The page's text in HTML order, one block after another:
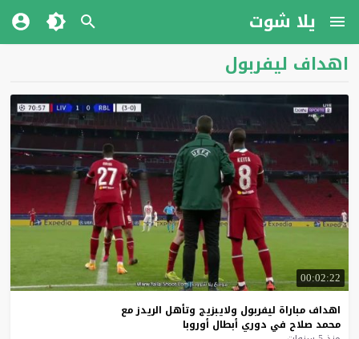
يلا شوت
اهداف ليفربول
00:02:22
اهداف مباراة ليفربول ولايبزيج وتأهل الريدزمع
محمد صلاح في دوري أبطال أوروبا